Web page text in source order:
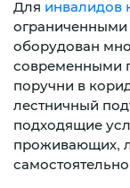
Для инвалидов
оборудован
современными
поручни в
лестничный
подходящие
проживающих,